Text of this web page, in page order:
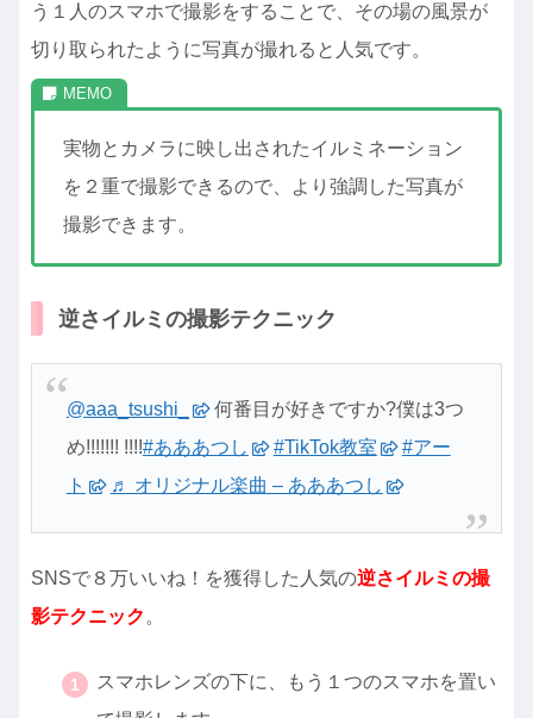
う１人のスマホで撮影をすることで、その場の風景が
切り取られたように写真が撮れると人気です。
実物とカメラに映し出されたイルミネーション
を２重で撮影できるので、より強調した写真が
撮影できます。
逆さイルミの撮影テクニック
@aaa_tsushi_
何番目が好きですか?僕は3つ
め!!!!!!! !!!!#あああつし #TikTok教室
#アー
ト
♬ オリジナル楽曲 – あああつし
SNSで８万いいね！を獲得した人気の逆さイルミの撮
影テクニック 。
スマホレンズの下に、もう１つのスマホを置い